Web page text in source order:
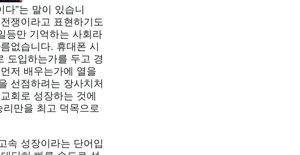
”는 말이 있습니
쟁이라고 표현하기도
등만 기억하는 사회라
없습니다. 휴대폰 시
도입하는가를 두고 경
저 배우는가에 열을
선점하려는 장사치처
회로 성장하는 것에
만을 최고 덕목으로
속 성장이라는 단어입